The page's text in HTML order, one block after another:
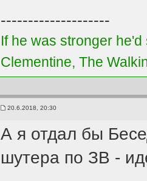
--------------------
If he was stronger
Clementine, The
20.6.2018, 20:30
А я отдал бы
шутера по ЗВ -